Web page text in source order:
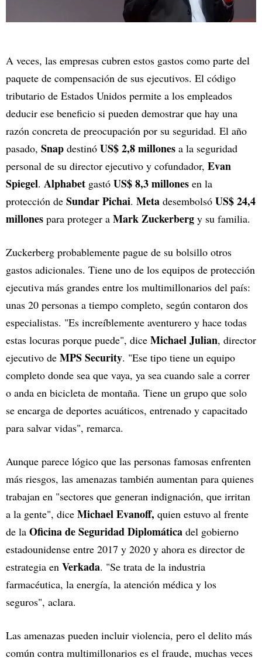
A veces, las empresas cubren estos gastos como parte del
paquete de compensación de sus ejecutivos. El código
tributario de Estados Unidos permite a los empleados
deducir ese beneficio si pueden demostrar que hay una
razón concreta de preocupación por su seguridad. El año
pasado, Snap destinó US$ 2,8 millones a la seguridad
personal de su director ejecutivo y cofundador, Evan
Spiegel. Alphabet gastó US$ 8,3 millones en la
protección de Sundar Pichai. Meta desembolsó US$ 24,4
millones para proteger a Mark Zuckerberg y su familia.
Zuckerberg probablemente pague de su bolsillo otros
gastos adicionales. Tiene uno de los equipos de protección
ejecutiva más grandes entre los multimillonarios del país:
unas 20 personas a tiempo completo, según contaron dos
especialistas. "Es increíblemente aventurero y hace todas
estas locuras porque puede", dice Michael Julian, director
ejecutivo de MPS Security. "Ese tipo tiene un equipo
completo donde sea que vaya, ya sea cuando sale a correr
o anda en bicicleta de montaña. Tiene un grupo que solo
se encarga de deportes acuáticos, entrenado y capacitado
para salvar vidas", remarca.
Aunque parece lógico que las personas famosas enfrenten
más riesgos, las amenazas también aumentan para quienes
trabajan en "sectores que generan indignación, que irritan
a la gente", dice Michael Evanoff, quien estuvo al frente
de la Oficina de Seguridad Diplomática del gobierno
estadounidense entre 2017 y 2020 y ahora es director de
estrategia en Verkada. "Se trata de la industria
farmacéutica, la energía, la atención médica y los
seguros", aclara.
Las amenazas pueden incluir violencia, pero el delito más
común contra multimillonarios es el fraude, muchas veces